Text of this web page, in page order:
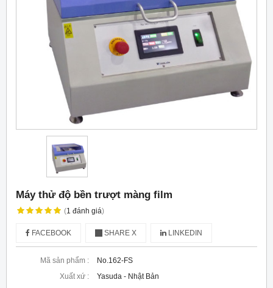
Máy thử độ bền trượt màng film
(1 đánh giá)
FACEBOOK SHARE X LINKEDIN
Mã sản phẩm :
No.162-FS
Xuất xứ :
Yasuda - Nhật Bản